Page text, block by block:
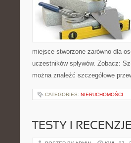
miejsce stworzone zarówno dla
uczestników spływów. Zobacz:
można znaleźć szczegółowe
CATEGORIES: NIERUCHOMOŚCI
TESTY I RECENZJE